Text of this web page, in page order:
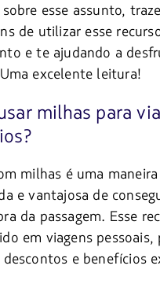
esse assunto,
de utilizar esse
e te ajudando a
excelente leitura!
milhas para
milhas é uma
e vantajosa de
da passagem. Esse
em viagens
descontos e benefícios